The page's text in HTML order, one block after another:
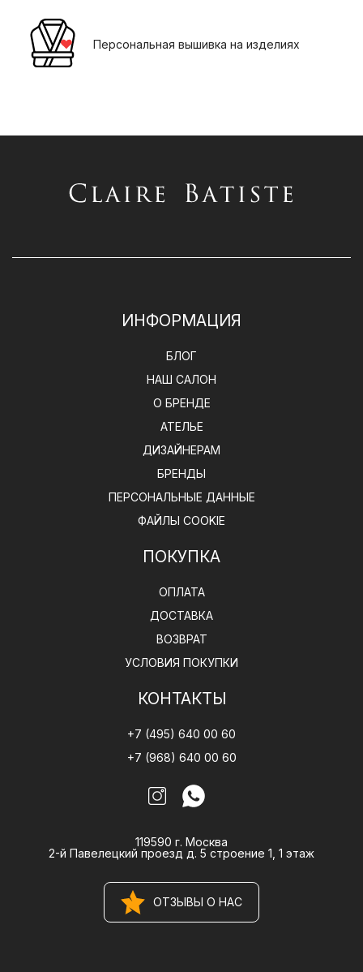
Персональная вышивка на изделиях
ИНФОРМАЦИЯ
БЛОГ
НАШ САЛОН
О БРЕНДЕ
АТЕЛЬЕ
ДИЗАЙНЕРАМ
БРЕНДЫ
ПЕРСОНАЛЬНЫЕ ДАННЫЕ
ФАЙЛЫ COOKIE
ПОКУПКА
ОПЛАТА
ДОСТАВКА
ВОЗВРАТ
УСЛОВИЯ ПОКУПКИ
КОНТАКТЫ
+7 (495) 640 00 60
+7 (968) 640 00 60
119590 г. Москва
2-й Павелецкий проезд д. 5 строение 1, 1 этаж
ОТЗЫВЫ О НАС